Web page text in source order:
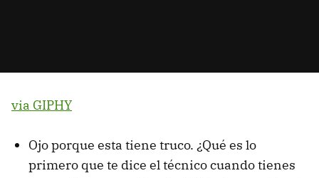
via GIPHY
Ojo porque esta tiene truco. ¿Qué es lo
primero que te dice el técnico cuando tienes